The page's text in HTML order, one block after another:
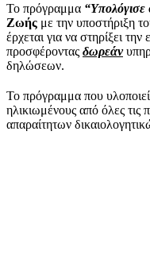
Το πρόγραμμα “Y
Ζωής με την υποστήριξη
έρχεται για να στηρίξει
προσφέροντας δωρεάν
δηλώσεων.
Το πρόγραμμα που
ηλικιωμένους από όλες
απαραίτητων